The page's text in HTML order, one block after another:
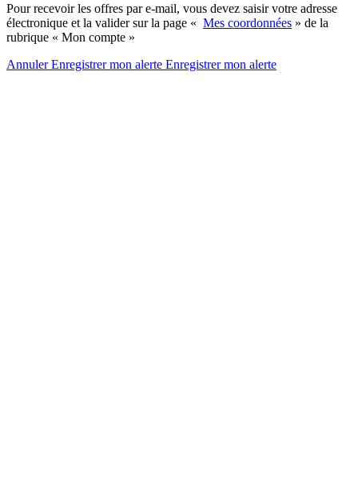
Pour recevoir les offres par e-mail, vous devez saisir votre adresse
électronique et la valider sur la page « Mes coordonnées » de la
rubrique « Mon compte »
AnnulerEnregistrer mon alerte Enregistrermon alerte